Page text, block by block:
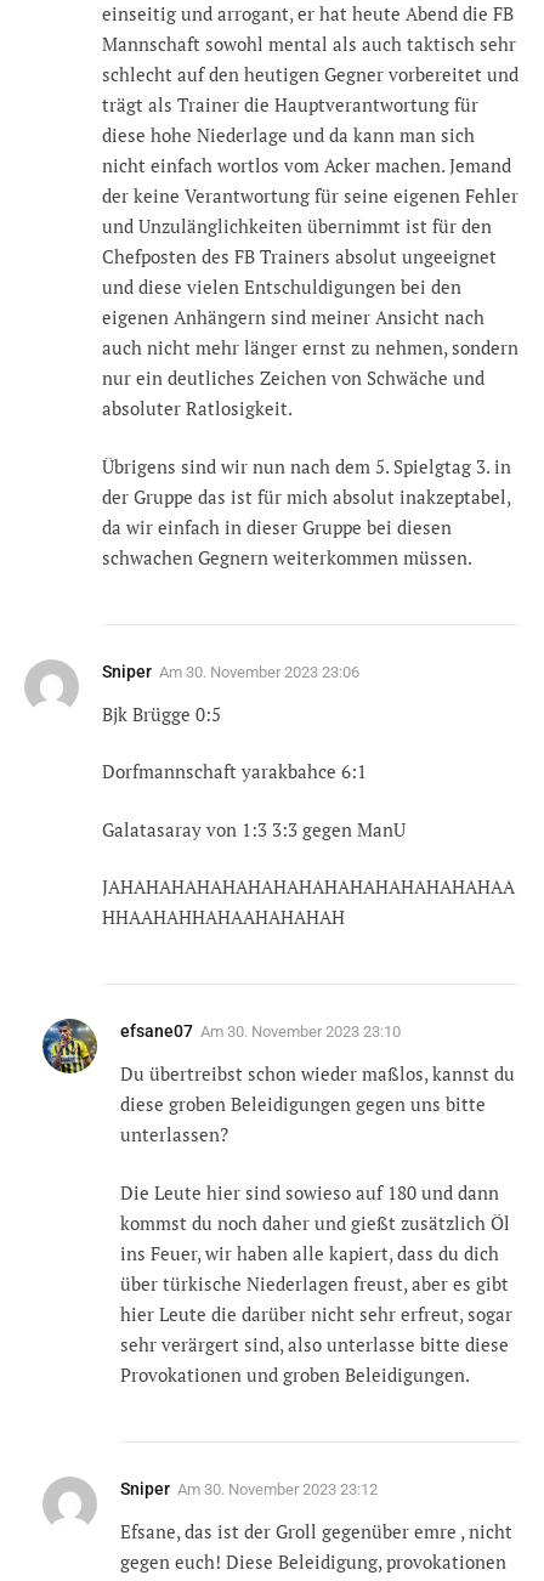
einseitig und arrogant, er hat heute Abend die FB
Mannschaft sowohl mental als auch taktisch sehr
schlecht auf den heutigen Gegner vorbereitet und
trägt als Trainer die Hauptverantwortung für
diese hohe Niederlage und da kann man sich
nicht einfach wortlos vom Acker machen. Jemand
der keine Verantwortung für seine eigenen Fehler
und Unzulänglichkeiten übernimmt ist für den
Chefposten des FB Trainers absolut ungeeignet
und diese vielen Entschuldigungen bei den
eigenen Anhängern sind meiner Ansicht nach
auch nicht mehr länger ernst zu nehmen, sondern
nur ein deutliches Zeichen von Schwäche und
absoluter Ratlosigkeit.
Übrigens sind wir nun nach dem 5. Spielgtag 3. in
der Gruppe das ist für mich absolut inakzeptabel,
da wir einfach in dieser Gruppe bei diesen
schwachen Gegnern weiterkommen müssen.
Sniper Am 30. November 2023 23:06
Bjk Brügge 0:5
Dorfmannschaft yarakbahce 6:1
Galatasaray von 1:3 3:3 gegen ManU
JAHAHAHAHAHAHAHAHAHAHAHAHAHAHAHAA
HHAAHAHHAHAAHAHAHAH
efsane07 Am 30. November 2023 23:10
Du übertreibst schon wieder maßlos, kannst du
diese groben Beleidigungen gegen uns bitte
unterlassen?
Die Leute hier sind sowieso auf 180 und dann
kommst du noch daher und gießt zusätzlich Öl
ins Feuer, wir haben alle kapiert, dass du dich
über türkische Niederlagen freust, aber es gibt
hier Leute die darüber nicht sehr erfreut, sogar
sehr verärgert sind, also unterlasse bitte diese
Provokationen und groben Beleidigungen.
Sniper Am 30. November 2023 23:12
Efsane, das ist der Groll gegenüber emre , nicht
gegen euch! Diese Beleidigung, provokationen